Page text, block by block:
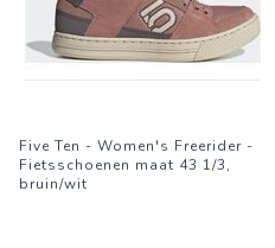
Five Ten - Women's Freerider -
Fietsschoenen maat 43 1/3,
bruin/wit